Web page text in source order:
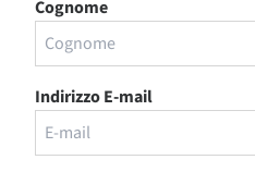
Cognome
Indirizzo E-mail